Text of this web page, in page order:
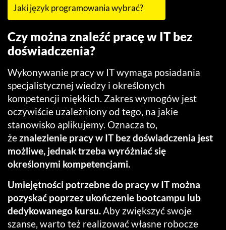
Jaki język programowania wybrać?
Czy można znaleźć pracę w IT bez
doświadczenia?
Wykonywanie pracy w IT wymaga posiadania
specjalistycznej wiedzy i określonych
kompetencji miękkich. Zakres wymogów jest
oczywiście uzależniony od tego, na jakie
stanowisko aplikujemy. Oznacza to,
żeznalezienie pracy w IT bez doświadczenia jest
możliwe, jednak trzeba wyróżniać się
określonymi kompetencjami.
Umiejętności potrzebne do pracy w IT można
pozyskać poprzez ukończenie bootcampu lub
dedykowanego kursu. Aby zwiększyć swoje
szanse, warto też realizować własne robocze